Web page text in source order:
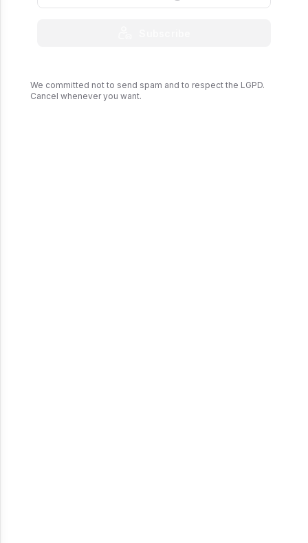
We committed not to send spam and to respect the LGPD.
Cancel whenever you want.